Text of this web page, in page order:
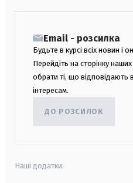
Email - розсилка
Будьте в курсі всіх новин і
Перейдіть на сторінку
обрати ті, що відповідають
інтересам.
ДО РОЗСИЛОК
Наші додатки: